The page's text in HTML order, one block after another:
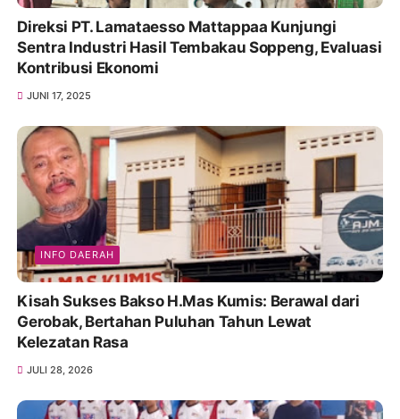
Direksi PT. Lamataesso Mattappaa Kunjungi
Sentra Industri Hasil Tembakau Soppeng, Evaluasi
Kontribusi Ekonomi
JUNI 17, 2025
INFO DAERAH
Kisah Sukses Bakso H.Mas Kumis: Berawal dari
Gerobak, Bertahan Puluhan Tahun Lewat
Kelezatan Rasa
JULI 28, 2026